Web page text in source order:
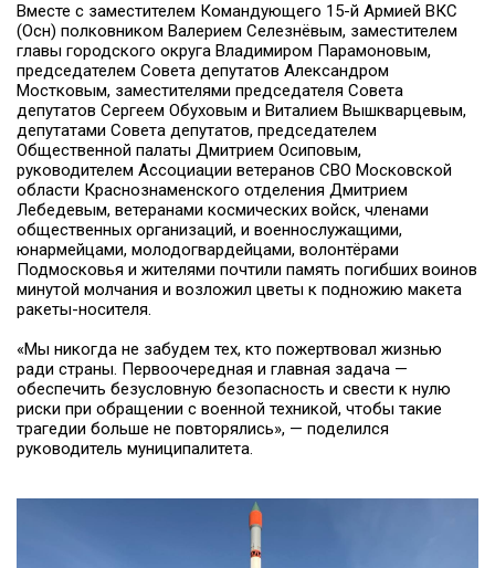
Вместе с заместителем Командующего 15-й Армией ВКС
(Осн) полковником Валерием Селезнёвым, заместителем
главы городского округа Владимиром Парамоновым,
председателем Совета депутатов Александром
Мостковым, заместителями председателя Совета
депутатов Сергеем Обуховым и Виталием Вышкварцевым,
депутатами Совета депутатов, председателем
Общественной палаты Дмитрием Осиповым,
руководителем Ассоциации ветеранов СВО Московской
области Краснознаменского отделения Дмитрием
Лебедевым, ветеранами космических войск, членами
общественных организаций, и военнослужащими,
юнармейцами, молодогвардейцами, волонтёрами
Подмосковья и жителями почтили память погибших воинов
минутой молчания и возложил цветы к подножию макета
ракеты-носителя.
«Мы никогда не забудем тех, кто пожертвовал жизнью
ради страны. Первоочередная и главная задача —
обеспечить безусловную безопасность и свести к нулю
риски при обращении с военной техникой, чтобы такие
трагедии больше не повторялись», — поделился
руководитель муниципалитета.